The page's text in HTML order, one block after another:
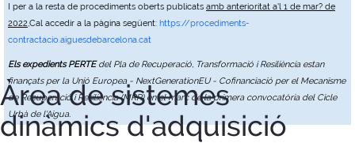
I per a la resta de procediments oberts publicats amb anterioritat a'l 1 de mar? de
2022,Cal accedir a la pàgina següent: https://procediments-
contractacio.aiguesdebarcelona.cat
Els expedients PERTEdel Pla de Recuperació, Transformació i Resiliència estan
finançats per la Unió Europea - NextGenerationEU - Cofinanciació per el Mecanisme
de Recuperació i Resiliència (MRR) en el marc de la primera convocatòria del Cicle
Urbà de l'Aigua.
Àrea de sistemes
dinàmics d'adquisició